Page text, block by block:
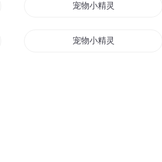
宠物小精灵之小九
宠物小精灵之妖精天王